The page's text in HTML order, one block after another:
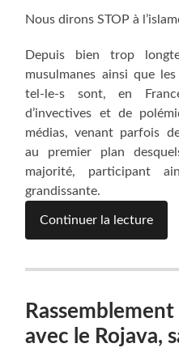
Nous dirons STOP à
Depuis bien trop
musulmanes ainsi que
tel-le-s sont, en
d’invectives et de
médias, venant parfois
au premier plan
majorité, participant
grandissante.
Continuer la lecture
avec le Rojava,